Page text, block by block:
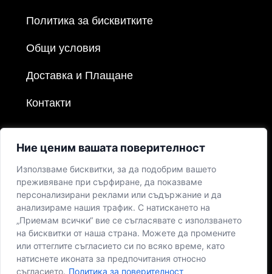
Ние ценим вашата поверителност
Използваме бисквитки, за да подобрим вашето
преживяване при сърфиране, да показваме
персонализирани реклами или съдържание и да
анализираме нашия трафик. С натискането на
„Приемам всички“ вие се съгласявате с използването
на бисквитки от наша страна. Можете да промените
или оттеглите съгласието си по всяко време, като
натиснете иконата за предпочитания относно
съгласието. Политика за поверителност
Политика за бисквитките
Общи условия
Доставка и Плащане
Контакти